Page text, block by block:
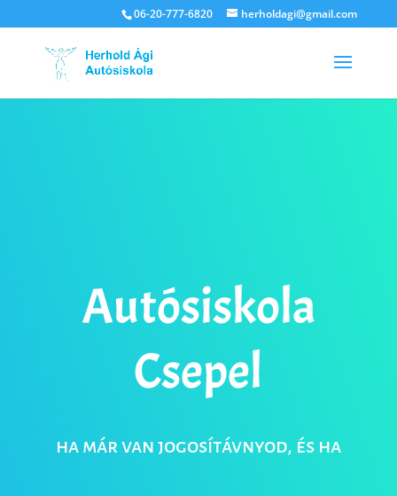
06-20-777-6820 herholdagi@gmail.com
Autósiskola
Csepel
ha már van jogosítávnyod, és ha